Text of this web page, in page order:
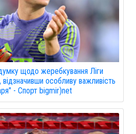
щодо жеребкування Ліги
відзначивши особливу важливість
- Спорт bigmir)net